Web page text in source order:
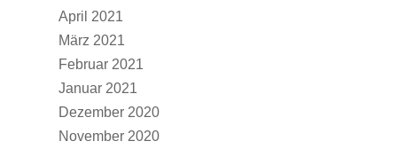
April 2021
März 2021
Februar 2021
Januar 2021
Dezember 2020
November 2020